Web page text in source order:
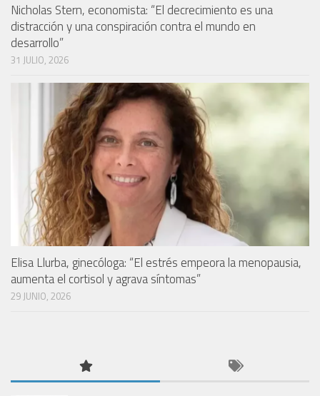
Nicholas Stern, economista: “El decrecimiento es una
distracción y una conspiración contra el mundo en
desarrollo”
31 JULIO, 2026
Elisa Llurba, ginecóloga: “El estrés empeora la menopausia,
aumenta el cortisol y agrava síntomas”
29 JUNIO, 2026